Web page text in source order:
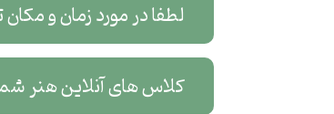
لطفا در مورد زمان و
کلاس های آنلاین هنر